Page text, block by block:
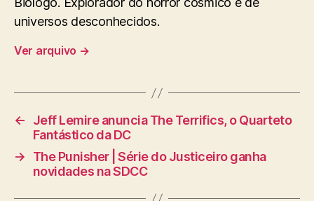
universos desconhecidos.
Ver arquivo →
←
Jeff Lemire anuncia The Terrifics, o Quarteto
Fantástico da DC
→
The Punisher | Série do Justiceiro ganha
novidades na SDCC